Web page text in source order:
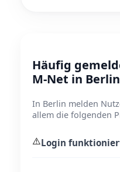
Häufig
M-Net in Berlin
In Berlin melden
allem die folgenden
⚠️Login